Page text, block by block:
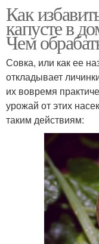
Как
капусте в
Чем
Совка, или как ее
откладывает
их вовремя
урожай от этих
таким действиям: